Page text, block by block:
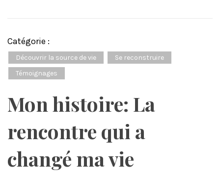
Catégorie :
Découvrir la source de vie
Se reconstruire
Témoignages
Mon histoire: La
rencontre qui a
changé ma vie